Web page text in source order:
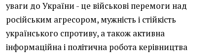
уваги до України - це військові перемоги над
російським агресором, мужність і стійкість
українського спротиву, а також активна
інформаційна і політична робота керівництва